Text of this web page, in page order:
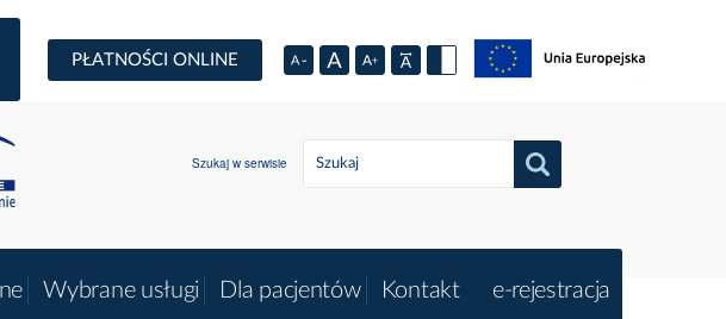
PŁATNOŚCI ONLINE
Szukaj w serwisie
Wybrane usługi Dla pacjentów Kontakt e-rejestracja